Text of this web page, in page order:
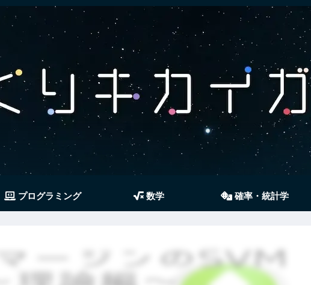
プログラミング 数学 確率・統計学